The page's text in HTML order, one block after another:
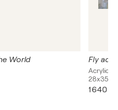
World Fly
28x35in
1 640